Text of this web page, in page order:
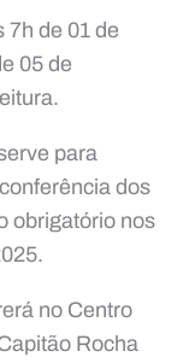
7h de 01 de
05 de
para
dos
obrigatório nos
no Centro
Rocha